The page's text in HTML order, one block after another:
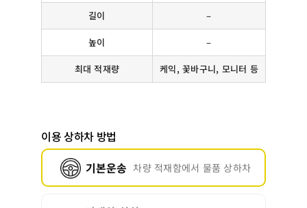
길이 –
높이 –
최대 적재량 케익, 꽃바구니, 모니터 등
이용 상하차 방법
기본운송 차량 적재함에서 물품 상하차